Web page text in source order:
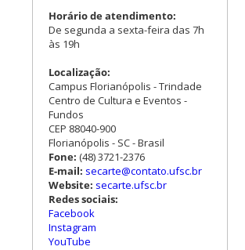
Horário de atendimento:
De segunda a sexta-feira das 7h
às 19h
Localização:
Campus Florianópolis - Trindade
Centro de Cultura e Eventos -
Fundos
CEP 88040-900
Florianópolis - SC - Brasil
Fone: (48) 3721-2376
E-mail: secarte@contato.ufsc.br
Website: secarte.ufsc.br
Redes sociais:
Facebook
Instagram
YouTube